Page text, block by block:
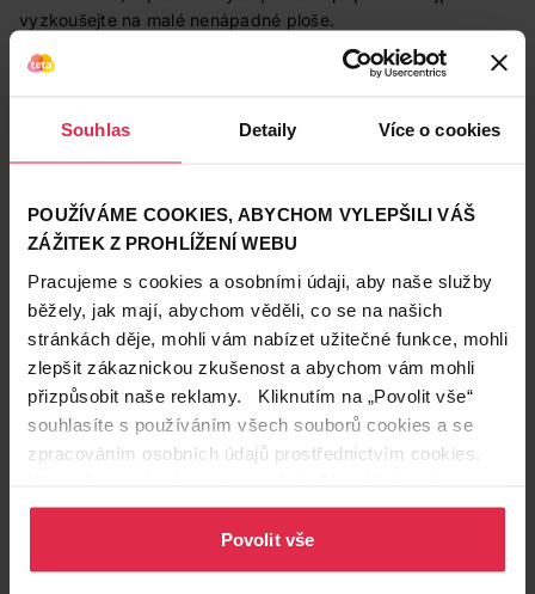
Souhlas Detaily Více o cookies
POUŽÍVÁME COOKIES, ABYCHOM VYLEPŠILI VÁŠ
ZÁŽITEK Z PROHLÍŽENÍ WEBU
Pracujeme s cookies a osobními údaji, aby naše služby
běžely, jak mají, abychom věděli, co se na našich
stránkách děje, mohli vám nabízet užitečné funkce, mohli
zlepšit zákaznickou zkušenost a abychom vám mohli
přizpůsobit naše reklamy. Kliknutím na „Povolit vše“
souhlasíte s používáním všech souborů cookies a se
zpracováním osobních údajů prostřednictvím cookies.
osobních údajů.
Povolit vše
vyzkoušejte na malé nenápadné ploše.
1 uzávěr = 40 ml.
Savo Perex má bezpečnostní uzávěr. Stlačte na
Alternativní
názvy
stran
Obsah balení 1,2 l
Značka Savo
Obchodní
Savo
Na bílé prádlo
Vůně Svěží